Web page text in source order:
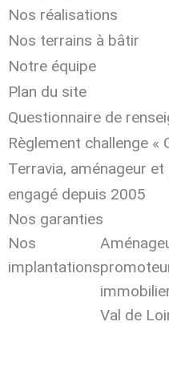
Nos réalisations
Nos terrains à bâtir
Notre équipe
Plan du site
Questionnaire de
Règlement challenge «
Terravia, aménageur
engagé depuis 2005
Nos garanties
Nos
implantations
Val de